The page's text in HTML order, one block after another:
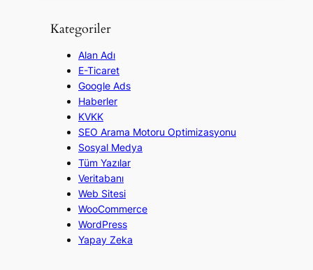
Kategoriler
Alan Adı
E-Ticaret
Google Ads
Haberler
KVKK
SEO Arama Motoru Optimizasyonu
Sosyal Medya
Tüm Yazılar
Veritabanı
Web Sitesi
WooCommerce
WordPress
Yapay Zeka